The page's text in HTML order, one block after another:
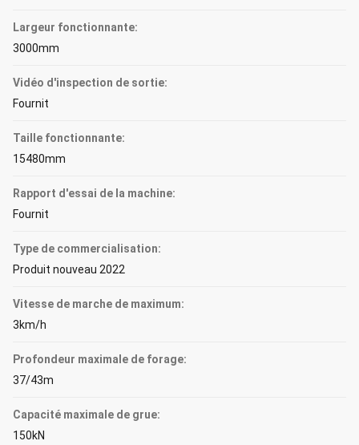
Largeur fonctionnante:
3000mm
Vidéo d'inspection de sortie:
Fournit
Taille fonctionnante:
15480mm
Rapport d'essai de la machine:
Fournit
Type de commercialisation:
Produit nouveau 2022
Vitesse de marche de maximum:
3km/h
Profondeur maximale de forage:
37/43m
Capacité maximale de grue:
150kN